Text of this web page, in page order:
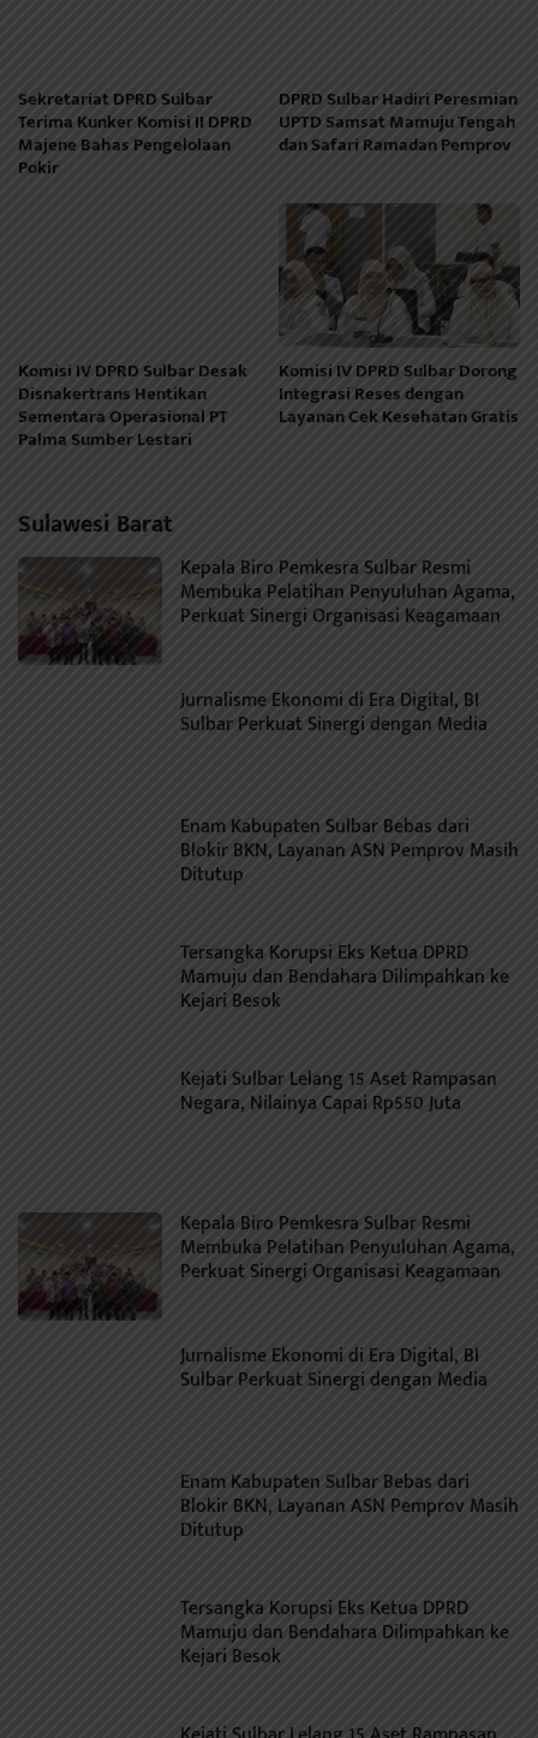
Sekretariat DPRD Sulbar
Terima Kunker Komisi II DPRD
Majene Bahas Pengelolaan
Pokir
DPRD Sulbar Hadiri Peresmian
UPTD Samsat Mamuju Tengah
dan Safari Ramadan Pemprov
Komisi IV DPRD Sulbar Desak
Disnakertrans Hentikan
Sementara Operasional PT
Palma Sumber Lestari
Komisi IV DPRD Sulbar Dorong
Integrasi Reses dengan
Layanan Cek Kesehatan Gratis
Sulawesi Barat
Kepala Biro Pemkesra Sulbar Resmi
Membuka Pelatihan Penyuluhan Agama,
Perkuat Sinergi Organisasi Keagamaan
Jurnalisme Ekonomi di Era Digital, BI
Sulbar Perkuat Sinergi dengan Media
Enam Kabupaten Sulbar Bebas dari
Blokir BKN, Layanan ASN Pemprov Masih
Ditutup
Tersangka Korupsi Eks Ketua DPRD
Mamuju dan Bendahara Dilimpahkan ke
Kejari Besok
Kejati Sulbar Lelang 15 Aset Rampasan
Negara, Nilainya Capai Rp550 Juta
Kepala Biro Pemkesra Sulbar Resmi
Membuka Pelatihan Penyuluhan Agama,
Perkuat Sinergi Organisasi Keagamaan
Jurnalisme Ekonomi di Era Digital, BI
Sulbar Perkuat Sinergi dengan Media
Enam Kabupaten Sulbar Bebas dari
Blokir BKN, Layanan ASN Pemprov Masih
Ditutup
Tersangka Korupsi Eks Ketua DPRD
Mamuju dan Bendahara Dilimpahkan ke
Kejari Besok